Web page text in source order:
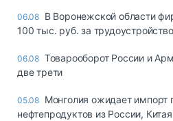
06.08 В Воронежской области
100 тыс. руб. за
06.08 Товарооборот России и
две трети
05.08 Монголия ожидает импорт
нефтепродуктов из России,